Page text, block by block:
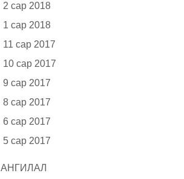
2 сар 2018
1 сар 2018
11 сар 2017
10 сар 2017
9 сар 2017
8 сар 2017
6 сар 2017
5 сар 2017
АНГИЛАЛ